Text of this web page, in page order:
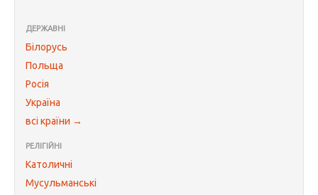
ДЕРЖАВНІ
Білорусь
Польща
Росія
Україна
всі країни →
РЕЛІГІЙНІ
Католичні
Мусульманські